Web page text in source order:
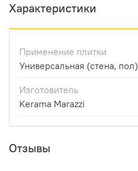
Характеристики
Применение плитки
Универсальная (стена, пол)
Изготовитель
Kerama Marazzi
Отзывы